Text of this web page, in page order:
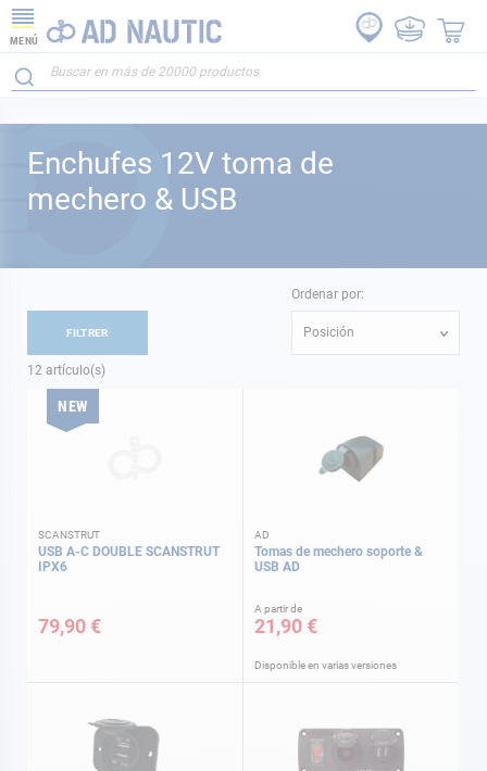
MENÚ
Enchufes 12V toma de
mechero & USB
12 artículo(s)
Ordenar por:
Posición
NEW
SCANSTRUT
USB A-C DOUBLE SCANSTRUT
IPX6
79,90 €
AD
Tomas de mechero soporte &
USB AD
A partir de
21,90 €
Disponible en varias versiones
FILTRER